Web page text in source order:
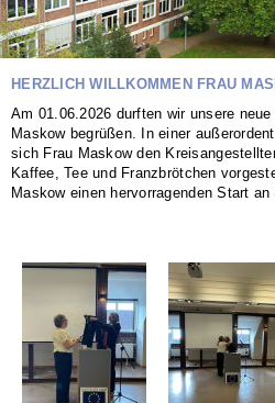
HERZLICH WILLKOMMEN FRAU
Am 01.06.2026 durften wir unsere
Maskow begrüßen. In einer
sich Frau Maskow den
Kaffee, Tee und Franzbrötchen
Maskow einen hervorragenden Start an